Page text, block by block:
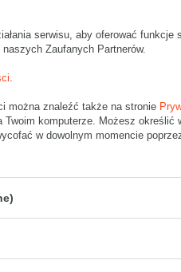
5-warstwowa
g/m2
(+/-5%):
775 g
Paczka B
serwisu, aby oferować funkcje
Zaufanych Partnerów.
.
można znaleźć także na stronie
komputerze. Możesz
w dowolnym momencie